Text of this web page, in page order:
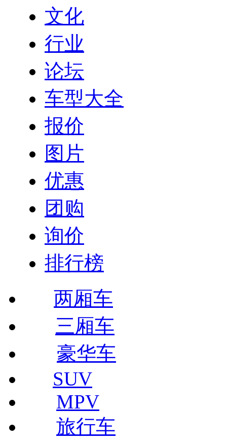
文化
行业
论坛
车型大全
报价
图片
优惠
团购
询价
排行榜
两厢车
三厢车
豪华车
SUV
MPV
旅行车